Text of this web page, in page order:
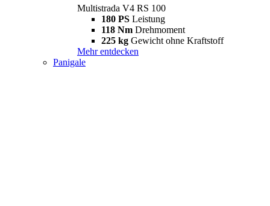
Multistrada V4 RS 100
180 PS Leistung
118 Nm Drehmoment
225 kg Gewicht ohne Kraftstoff
Mehr entdecken
Panigale